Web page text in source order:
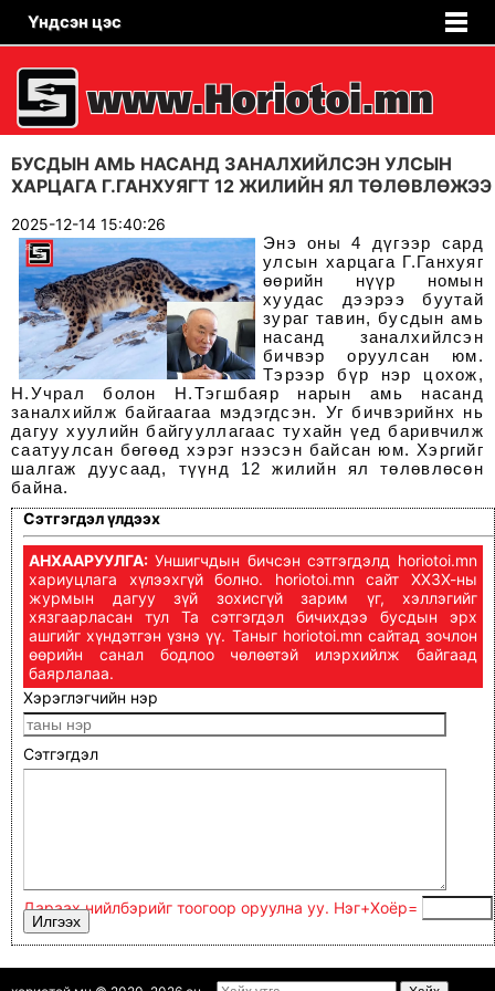
Үндсэн цэс
БУСДЫН АМЬ НАСАНД ЗАНАЛХИЙЛСЭН УЛСЫН
ХАРЦАГА Г.ГАНХУЯГТ 12 ЖИЛИЙН ЯЛ ТӨЛӨВЛӨЖЭЭ
2025-12-14 15:40:26
Энэ оны 4 дүгээр сард
улсын харцага Г.Ганхуяг
өөрийн нүүр номын
хуудас дээрээ буутай
зураг тавин, бусдын амь
насанд заналхийлсэн
бичвэр оруулсан юм.
Тэрээр бүр нэр цохож,
Н.Учрал болон Н.Тэгшбаяр нарын амь насанд
заналхийлж байгаагаа мэдэгдсэн. Уг бичвэрийнх нь
дагуу хуулийн байгууллагаас тухайн үед баривчилж
саатуулсан бөгөөд хэрэг нээсэн байсан юм. Хэргийг
шалгаж дуусаад, түүнд 12 жилийн ял төлөвлөсөн
байна.
Сэтгэгдэл үлдээх
АНХААРУУЛГА: Уншигчдын бичсэн сэтгэгдэлд horiotoi.mn
хариуцлага хүлээхгүй болно. horiotoi.mn сайт ХХЗХ-ны
журмын дагуу зүй зохисгүй зарим үг, хэллэгийг
хязгаарласан тул Та сэтгэгдэл бичихдээ бусдын эрх
ашгийг хүндэтгэн үзнэ үү. Таныг horiotoi.mn сайтад зочлон
өөрийн санал бодлоо чөлөөтэй илэрхийлж байгаад
баярлалаа.
Хэрэглэгчийн нэр
Сэтгэгдэл
Дараах нийлбэрийг тоогоор оруулна уу. Нэг+Xoёp=